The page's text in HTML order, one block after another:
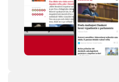
hore. Hrá pred
tisíckami ľudí na
festivaloch, vo
vypredaných sálach
aj v malých
punkových